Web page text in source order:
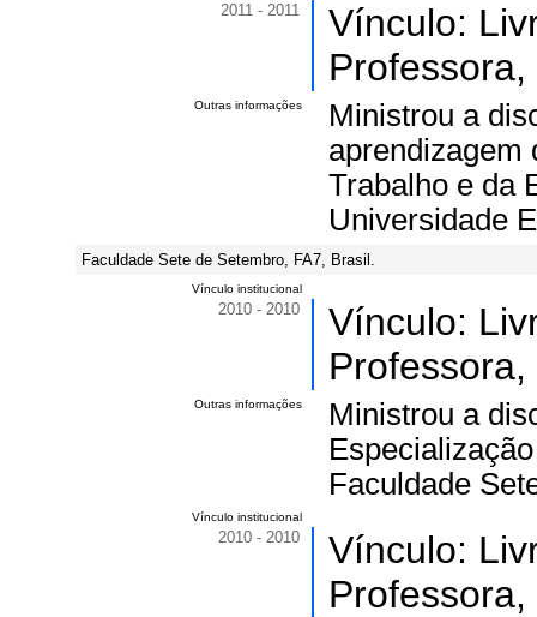
2011 - 2011
Vínculo:
Outras informações
Ministrou a
aprendizagem
Trabalho e da
Universidade
Faculdade Sete de Setembro, FA7, Brasil.
Vínculo institucional
2010 - 2010
Vínculo:
Outras informações
Ministrou a
Faculdade
Vínculo institucional
2010 - 2010
Vínculo: